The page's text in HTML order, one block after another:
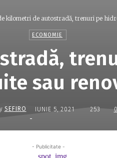
kilometri de autostradă, trenuri pe
ECONOMIE
sau
SEFIRO
-
IUNIE 5, 2021 253 0
- Publicitate -